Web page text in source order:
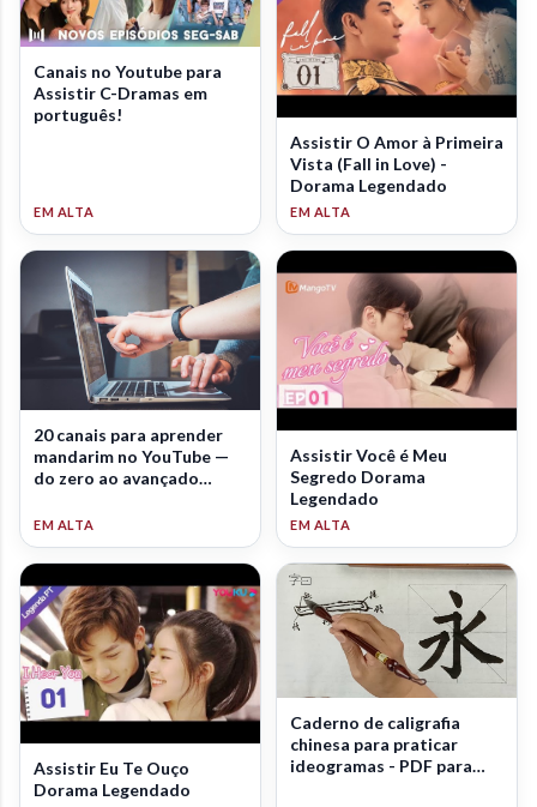
Canais no Youtube para
Assistir C-Dramas em
português!
Assistir O Amor à Primeira
Vista (Fall in Love) -
Dorama Legendado
20 canais para aprender
mandarim no YouTube —
do zero ao avançado
Assistir Você é Meu
Segredo Dorama
Legendado
Assistir Eu Te Ouço
Dorama Legendado
Caderno de caligrafia
chinesa para praticar
ideogramas - PDF para